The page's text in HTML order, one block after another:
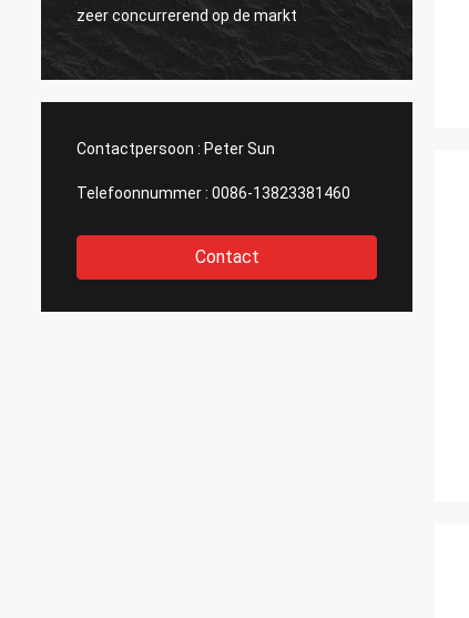
vergeleken.
Contactpersoon : Peter Sun
Telefoonnummer : 0086-13823381460
Contact